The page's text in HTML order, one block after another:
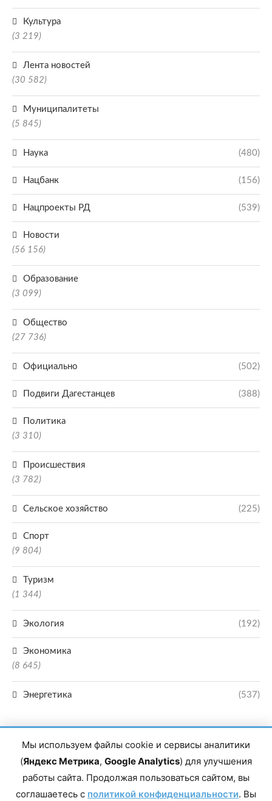
Культура
(3 219)
Лента новостей
(30 582)
Муниципалитеты
(5 845)
Наука (480)
Нацбанк (156)
Нацпроекты РД (539)
Новости
(56 156)
Образование
(3 099)
Общество
(27 736)
Официально (502)
Подвиги Дагестанцев (388)
Политика
(3 310)
Происшествия
(3 782)
Сельское хозяйство (225)
Спорт
(9 804)
Туризм
(1 344)
Экология (192)
Экономика
(8 645)
Энергетика (537)
Главный редактор сетевого издания Магомаев Тимур Нухович. Контакты
редакции: 8(988)-292-94-34 Почта: vestiskfo@gmail.com По вопросам
Мы используем файлы cookie и сервисы аналитики
(Яндекс Метрика, Google Analytics) для улучшения
работы сайта. Продолжая пользоваться сайтом, вы
соглашаетесь с политикой конфиденциальности. Вы